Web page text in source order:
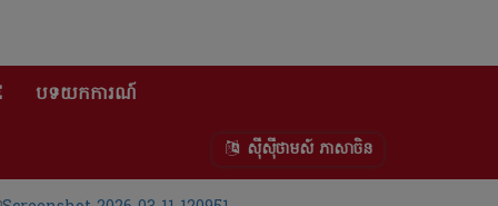
បទយកការណ៍
ស៊ីស៊ីថាមស៍ ភាសាចិន